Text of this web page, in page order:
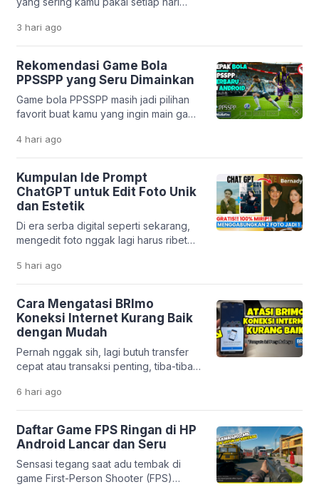
korban bisa terjebak bunga tinggi,
Indonesia? Mulai dari pesan ojek,
belanja online, sampai belajar,
semuanya bisa dilakukan lewat karya
anak bangsa. Perkembangan teknologi
digital di Indonesia memang sangat
pesat. Banyak startup lokal yang
berhasil menciptakan solusi praktis
mempermudah hidup, aplikasi […]
3 hari ago
Rekomendasi Game Bola
PPSSPP yang Seru Dimainkan
Game bola PPSSPP masih jadi pilihan
favorit buat kamu yang ingin main game
perangkat mahal. Emulator PPSSPP
memungkinkan kamu menjalankan
game PSP dengan lancar, bahkan di
HP dengan spesifikasi menengah ke
bawah. Menariknya, beberapa game
masih mendapatkan update dari
komunitas. Mulai dari transfer pemain
terbaru sampai patch liga […]
4 hari ago
Kumpulan Ide Prompt
ChatGPT untuk Edit Foto Unik
dan Estetik
Di era serba digital seperti sekarang,
mengedit foto nggak lagi harus ribet
kemajuan teknologi kecerdasan buatan
seperti ChatGPT, kamu cukup
mengetikkan perintah teks untuk
mengubah tampilan foto jadi lebih
estetik dan unik. Mulai dari efek
sinematik ala film, tampilan 3D yang
modern, sampai gaya anime yang lucu,
semuanya bisa […]
5 hari ago
Cara Mengatasi BRImo
Koneksi Internet Kurang Baik
dengan Mudah
Pernah nggak sih, lagi butuh transfer
cepat atau transaksi penting, tiba-tiba
kurang baik” di aplikasi BRImo?
Rasanya pasti bikin panik, apalagi kalau
situasinya mendesak. Masalah ini
memang cukup sering dialami oleh
nasabah Bank BRI. Tapi tenang,
penyebabnya nggak selalu karena
server gangguan. Justru, dalam banyak
6 hari ago
Daftar Game FPS Ringan di HP
Android Lancar dan Seru
Sensasi tegang saat adu tembak di
game First-Person Shooter (FPS)